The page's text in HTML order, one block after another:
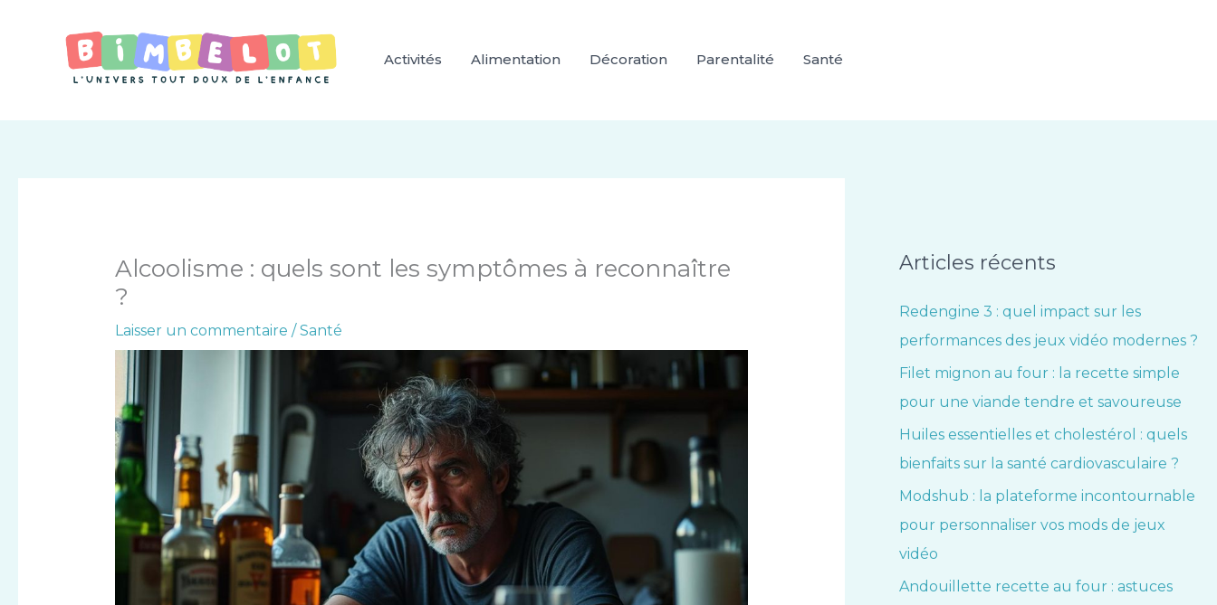
Activités Alimentation Décoration Parentalité Santé
Alcoolisme : quels sont les symptômes à reconnaître
?
Laisser un commentaire / Santé
Articles récents
Redengine 3 : quel impact sur les
performances des jeux vidéo modernes ?
Filet mignon au four : la recette simple
pour une viande tendre et savoureuse
Huiles essentielles et cholestérol : quels
bienfaits sur la santé cardiovasculaire ?
Modshub : la plateforme incontournable
pour personnaliser vos mods de jeux
vidéo
Andouillette recette au four : astuces